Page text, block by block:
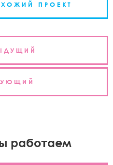
ПРОЕКТ
работаем